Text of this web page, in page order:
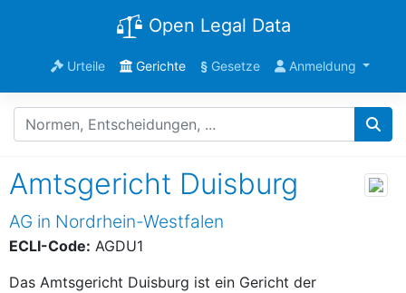
Open Legal Data
Urteile Gerichte §Gesetze Anmeldung
Amtsgericht Duisburg
AG in Nordrhein-Westfalen
ECLI-Code: AGDU1
Das Amtsgericht Duisburg ist ein Gericht der